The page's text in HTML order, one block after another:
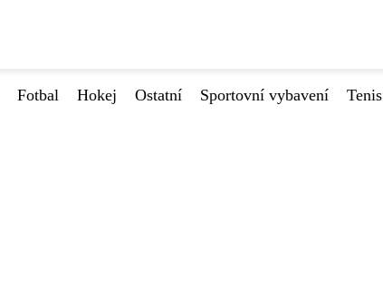
Fotbal Hokej Ostatní Sportovní vybavení Tenis